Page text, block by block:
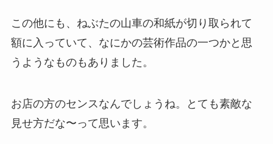
この他にも、ねぶたの山車の和紙が切り取られて
額に入っていて、なにかの芸術作品の一つかと思
うようなものもありました。
お店の方のセンスなんでしょうね。とても素敵な
見せ方だな〜って思います。